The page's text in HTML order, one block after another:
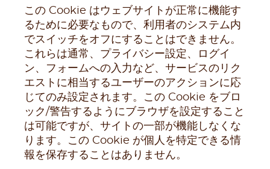
この Cookie はウェブサイトが正常に機能す
るために必要なもので、利用者のシステム内
でスイッチをオフにすることはできません。
これらは通常、プライバシー設定、ログイ
ン、フォームへの入力など、サービスのリク
エストに相当するユーザーのアクションに応
じてのみ設定されます。この Cookie をブロ
ック/警告するようにブラウザを設定すること
は可能ですが、サイトの一部が機能しなくな
ります。この Cookie が個人を特定できる情
報を保存することはありません。